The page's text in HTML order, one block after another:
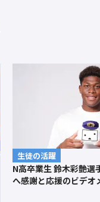
生徒の活躍
N高卒業生 鈴木彩艶選
へ感謝と応援のビデオ